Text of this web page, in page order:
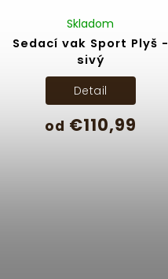
Sedací vak Sport Plyš -
sivý
Skladom
od €110,99
Detail